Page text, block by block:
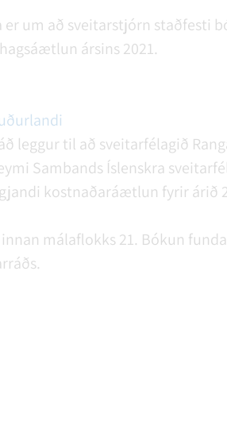
er um að sveitarstjórn staðfesti
ársins 2021.
leggur til að sveitarfélagið
Sambands Íslenskra
kostnaðaráætlun fyrir árið
málaflokks 21. Bókun